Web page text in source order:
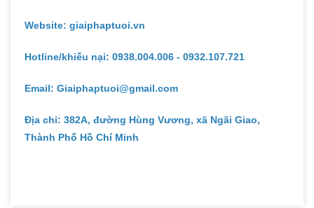
Website: giaiphaptuoi.vn
Hotline/khiếu nại: 0938.004.006 - 0932.107.721
Email: Giaiphaptuoi@gmail.com
Địa chỉ: 382A, đường Hùng Vương, xã Ngãi Giao,
Thành Phố Hồ Chí Minh